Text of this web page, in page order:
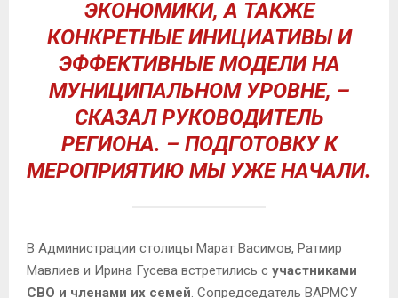
ЭКОНОМИКИ, А ТАКЖЕ
КОНКРЕТНЫЕ ИНИЦИАТИВЫ И
ЭФФЕКТИВНЫЕ МОДЕЛИ НА
МУНИЦИПАЛЬНОМ УРОВНЕ, –
СКАЗАЛ РУКОВОДИТЕЛЬ
РЕГИОНА. – ПОДГОТОВКУ К
МЕРОПРИЯТИЮ МЫ УЖЕ НАЧАЛИ.
В Администрации столицы Марат Васимов, Ратмир
Мавлиев и Ирина Гусева встретились с участниками
СВО и членами их семей. Сопредседатель ВАРМСУ